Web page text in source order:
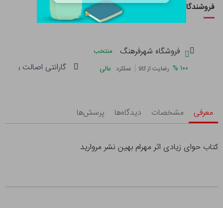
فروشندگان این کالا
فروشگاه شهرفرهنگ
منتخب
۱۰۰ % رضایت از کالا | عملکرد عالی گارانتی اصالت و
معرفی مشخصات دیدگاه‌ها پرسش‌ها
کتاب حوای زیادی اثر مهرام بهین نشر مروارید